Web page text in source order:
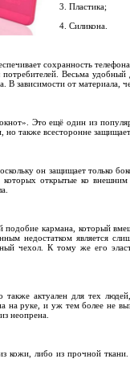
3. Пластика;
4. Силикона.
сохранность
потребителей. Весьма
В зависимости от материала,
Это ещё один из
но также всесторонне
он защищает только
открытые ко
подобие кармана, который
недостатком является
чехол. К тому же его
также актуален для тех
на руке, и уж тем более не
неопрена.
кожи, либо из прочной